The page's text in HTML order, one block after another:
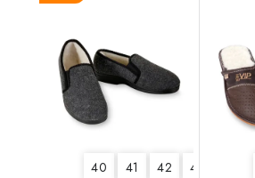
40 41 42 44